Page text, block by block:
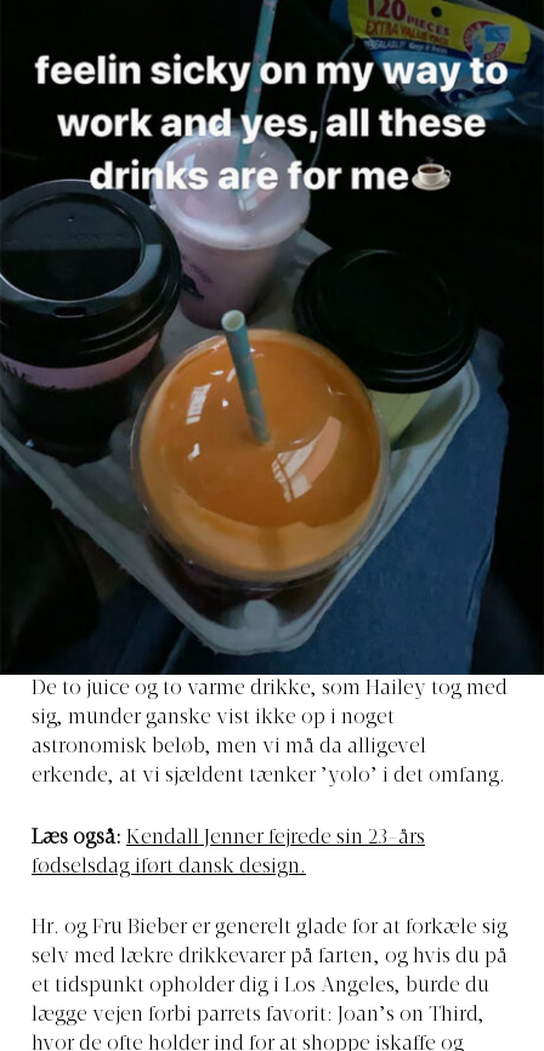
De to juice og to varme drikke, som Hailey tog med
sig, munder ganske vist ikke op i noget
astronomisk beløb, men vi må da alligevel
erkende, at vi sjældent tænker ’yolo’ i det omfang.
Læs også: Kendall Jenner fejrede sin 23-års
fødselsdag iført dansk design.
Hr. og Fru Bieber er generelt glade for at forkæle sig
selv med lækre drikkevarer på farten, og hvis du på
et tidspunkt opholder dig i Los Angeles, burde du
lægge vejen forbi parrets favorit: Joan’s on Third,
hvor de ofte holder ind for at shoppe iskaffe og